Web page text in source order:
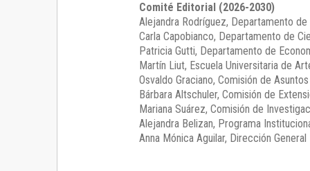
Comité Editorial (2026-2030)
Alejandra Rodríguez, Departamento de
Carla Capobianco, Departamento de
Patricia Gutti, Departamento de
Martín Liut, Escuela Universitaria de
Osvaldo Graciano, Comisión de
Bárbara Altschuler, Comisión de
Mariana Suárez, Comisión de
Alejandra Belizan, Programa
Anna Mónica Aguilar, Dirección General